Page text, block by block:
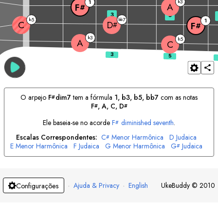
A b3
C b5
C b5 D#
bb7
F# 1
F# 1 A
3 5
O arpejo F#dim7tem a fórmula 1, b3, b5, bb7com as notas
F#, A, C, D#
Ele baseia-se no acordeF# diminished seventh.
Escalas Correspondentes: C# Menor Harmônica D Judaica
E Menor Harmônica F Judaica G Menor Harmônica G# Judaica
A# Menor Harmônica B Judaica
Configurações · Ajuda & Privacy · English UkeBuddy © 2010